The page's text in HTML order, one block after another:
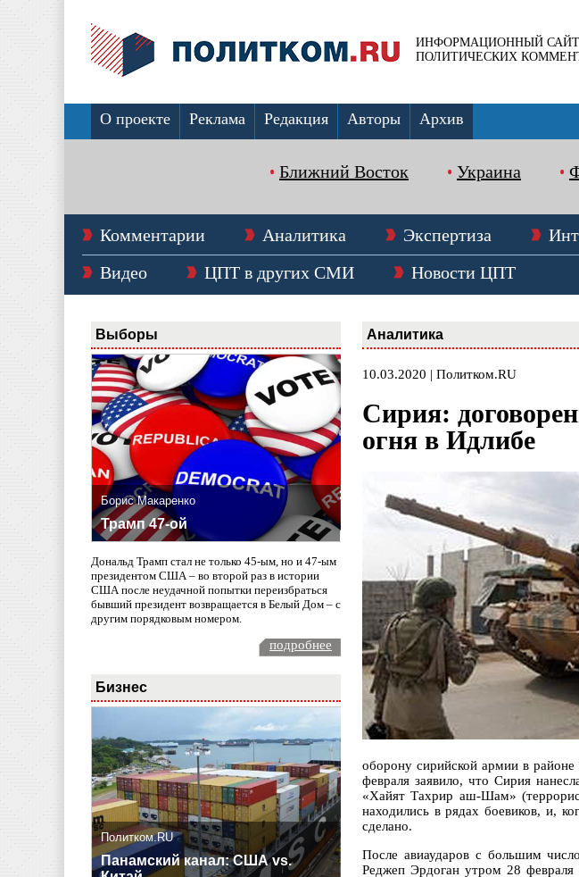
ИНФОРМАЦИОННЫЙ САЙТ
ПОЛИТИЧЕСКИХ
О проекте Реклама Редакция Авторы Архив
Ближний Восток Украина
Комментарии Аналитика Экспертиза
Видео
ЦПТ в других СМИ Новости ЦПТ
Выборы
Борис Макаренко
Трамп 47-ой
Дональд Трамп стал не только 45-ым, но и 47-ым
президентом США – во второй раз в истории
США после неудачной попытки переизбраться
бывший президент возвращается в Белый Дом – с
другим порядковым номером.
подробнее
Бизнес
Политком.RU
Панамский канал: США vs.
Аналитика
10.03.2020 | Политком.RU
Сирия:
огня в Идлибе
оборону сирийской армии в
февраля заявило, что Сирия
«Хайят Тахрир аш-Шам»
находились в рядах боевиков, и,
сделано.
После авиаударов с большим
Реджеп Эрдоган утром 28 февраля